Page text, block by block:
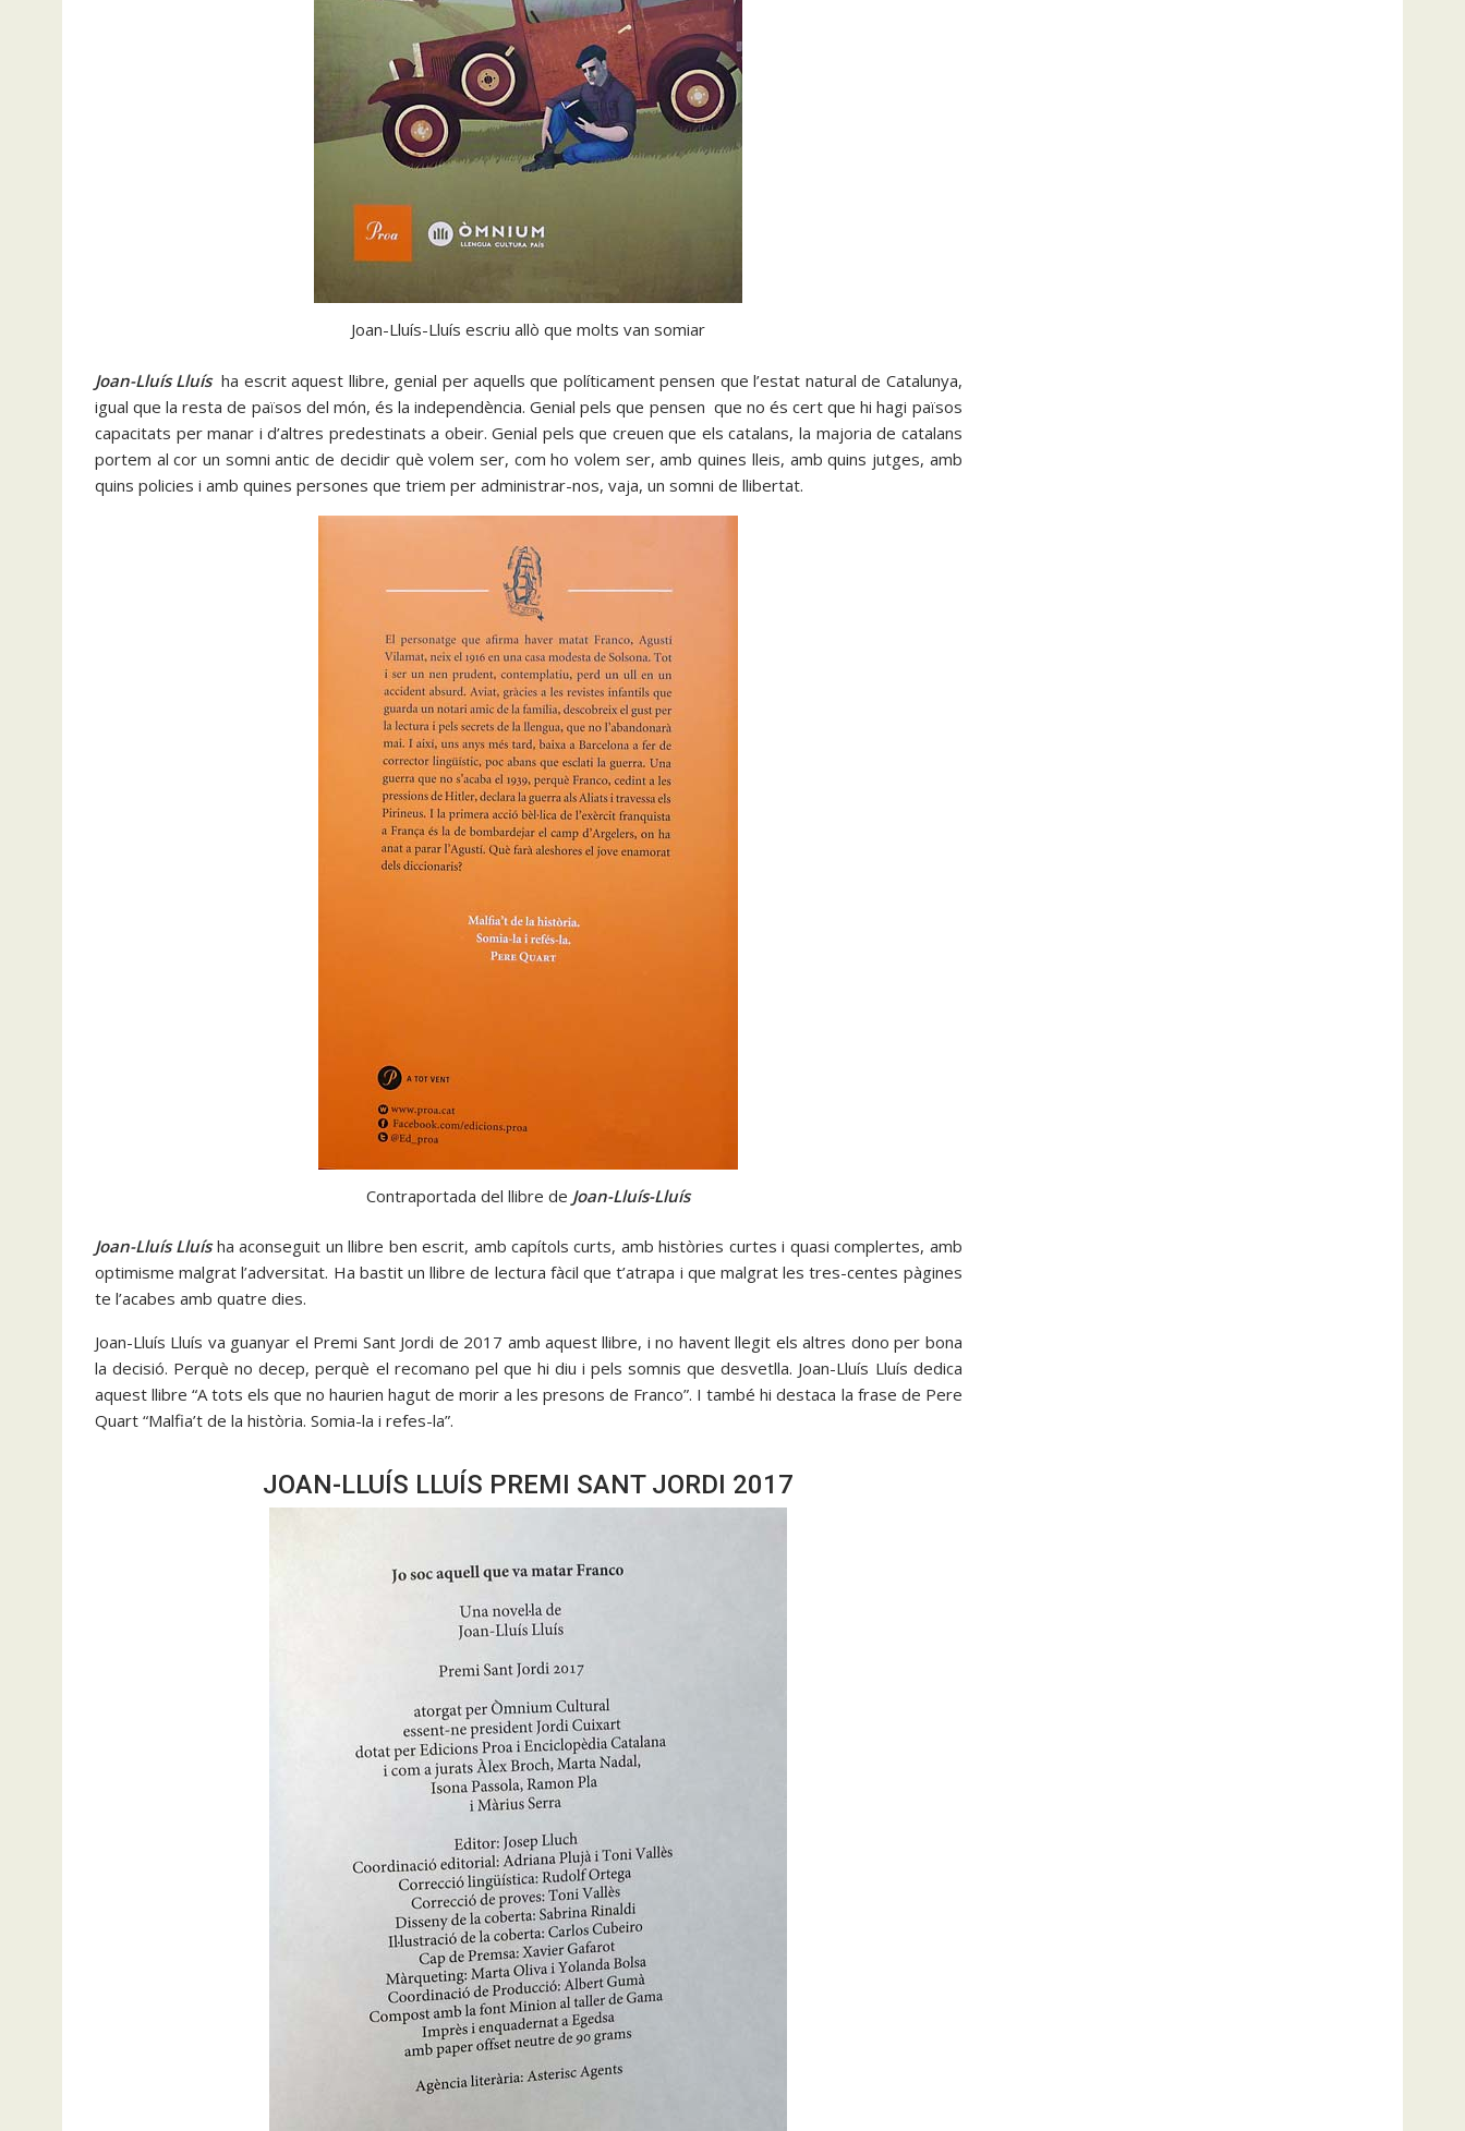
Joan-Lluís-Lluís escriu allò que molts van somiar
Joan-Lluís Lluísha escrit aquest llibre, genial per aquells que políticament pensen que l’estat natural de Catalunya,
igual que la resta de països del món, és la independència. Genial pels que pensen que no és cert que hi hagi països
capacitats per manar i d’altres predestinats a obeir. Genial pels que creuen que els catalans, la majoria de catalans
portem al cor un somni antic de decidir què volem ser, com ho volem ser, amb quines lleis, amb quins jutges, amb
quins policies i amb quines persones que triem per administrar-nos, vaja, un somni de llibertat.
Contraportada del llibre de Joan-Lluís-Lluís
Joan-Lluís Lluísha aconseguit un llibre ben escrit, amb capítols curts, amb històries curtes i quasi complertes, amb
optimisme malgrat l’adversitat. Ha bastit un llibre de lectura fàcil que t’atrapa i que malgrat les tres-centes pàgines
te l’acabes amb quatre dies.
Joan-Lluís Lluís va guanyar el Premi Sant Jordi de 2017 amb aquest llibre, i no havent llegit els altres dono per bona
la decisió. Perquè no decep, perquè el recomano pel que hi diu i pels somnis que desvetlla. Joan-Lluís Lluís dedica
aquest llibre “A tots els que no haurien hagut de morir a les presons de Franco”. I també hi destaca la frase de Pere
Quart “Malfia’t de la història. Somia-la i refes-la”.
JOAN-LLUÍS LLUÍS PREMI SANT JORDI 2017